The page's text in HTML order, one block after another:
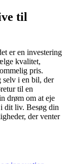
til
er en investering
kvalitet,
pris.
i en bil, der
til en
drøm om at eje
dit liv. Besøg din
der venter